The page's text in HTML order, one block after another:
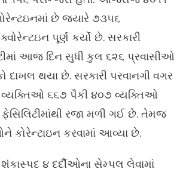
છે જ્યારે ૭૩૫૬
પૂર્ણ કર્યો છે. સરકારી
આજ દિન સુધી કુલ ૬૨૬ પ્રવાસીઓ
દાખલ થયા છે. સરકારી પરવાનગી વગર
વ્યક્તિઓ ૬૬૭ પૈકી ૪૦૭ વ્યક્તિઓ
ફેસિલિટીમાંથી રજા મળી ગઈ છે. તેમજ
કોરેન્ટાઇન કરવામાં આવ્યા છે.
૪ દર્દીઓના સેમ્પલ લેવામાં